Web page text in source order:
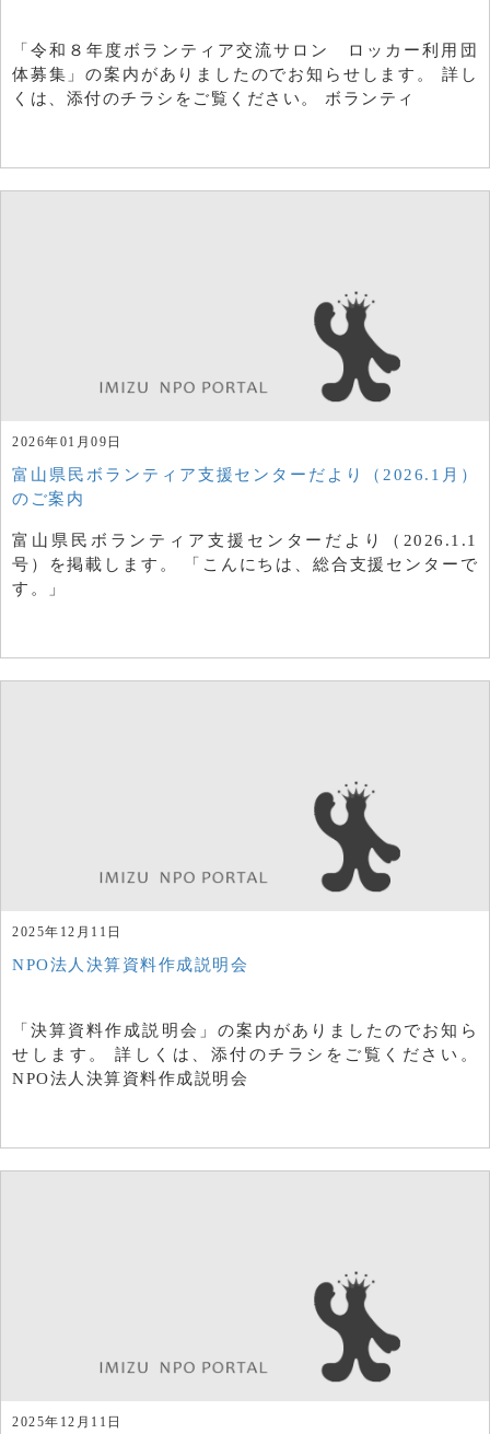
「令和８年度ボランティア交流サロン ロッカー利用団
体募集」の案内がありましたのでお知らせします。 詳し
くは、添付のチラシをご覧ください。 ボランティ
2026年01月09日
富山県民ボランティア支援センターだより（2026.1月）
のご案内
富山県民ボランティア支援センターだより（2026.1.1
号）を掲載します。 「こんにちは、総合支援センターで
す。」
2025年12月11日
NPO法人決算資料作成説明会
「決算資料作成説明会」の案内がありましたのでお知ら
せします。 詳しくは、添付のチラシをご覧ください。
NPO法人決算資料作成説明会
2025年12月11日